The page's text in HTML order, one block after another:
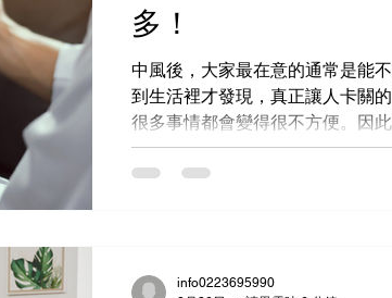
多！
中風後，大家最在意的通常是能
到生活裡才發現，真正讓人卡關
很多事情都會變得很不方便。因
適合的中風手部復健器材，希望
來。接下來，本文會從較專業的
info0223695990